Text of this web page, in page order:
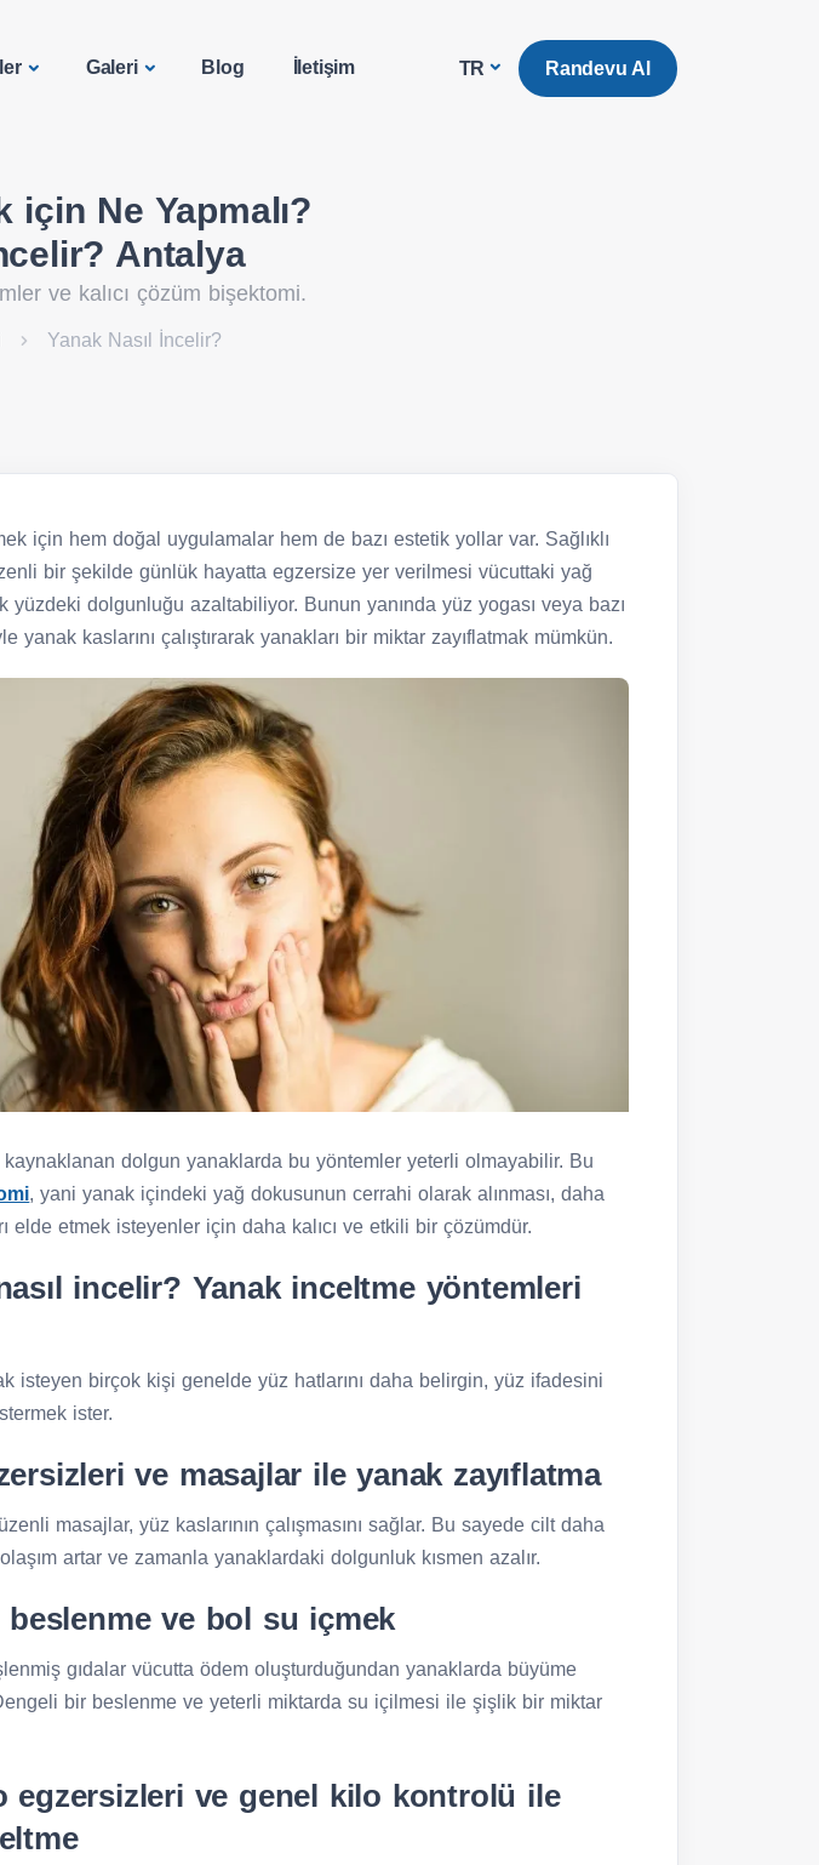
Galeri Blog İletişim TR Randevu Al
için Ne Yapmalı?
Antalya
ve kalıcı çözüm bişektomi.
Yanak Nasıl İncelir?
için hem doğal uygulamalar hem de bazı estetik yollar var. Sağlıklı
bir şekilde günlük hayatta egzersize yer verilmesi vücuttaki yağ
yüzdeki dolgunluğu azaltabiliyor. Bunun yanında yüz yogası veya bazı
yanak kaslarını çalıştırarak yanakları bir miktar zayıflatmak mümkün.
kaynaklanan dolgun yanaklarda bu yöntemler yeterli olmayabilir. Bu
, yani yanak içindeki yağ dokusunun cerrahi olarak alınması, daha
elde etmek isteyenler için daha kalıcı ve etkili bir çözümdür.
incelir? Yanak inceltme yöntemleri
isteyen birçok kişi genelde yüz hatlarını daha belirgin, yüz ifadesini
ister.
ve masajlar ile yanak zayıflatma
masajlar, yüz kaslarının çalışmasını sağlar. Bu sayede cilt daha
artar ve zamanla yanaklardaki dolgunluk kısmen azalır.
beslenme ve bol su içmek
gıdalar vücutta ödem oluşturduğundan yanaklarda büyüme
bir beslenme ve yeterli miktarda su içilmesi ile şişlik bir miktar
egzersizleri ve genel kilo kontrolü ile